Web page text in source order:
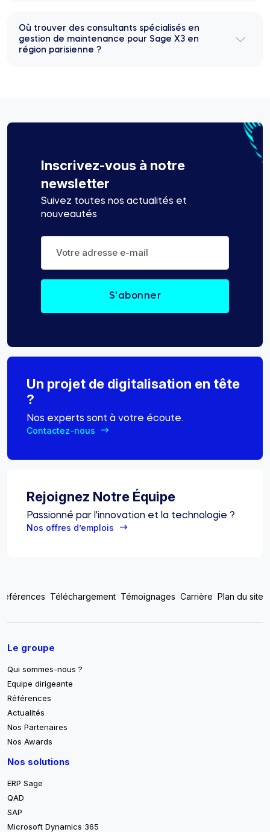
Où trouver des consultants spécialisés en
gestion de maintenance pour Sage X3 en
région parisienne ?
Inscrivez-vous à notre
newsletter
Suivez toutes nos actualités et
nouveautés
Un projet de digitalisation en tête
?
Nos experts sont à votre écoute.
Contactez-nous
Rejoignez Notre Équipe
Passionné par l'innovation et la technologie ?
Nos offres d’emplois
Téléchargement Témoignages Carrière Plan du site
Le groupe
Qui sommes-nous ?
Equipe dirigeante
Références
Actualités
Nos Partenaires
Nos Awards
Nos solutions
ERP Sage
QAD
SAP
Microsoft Dynamics 365